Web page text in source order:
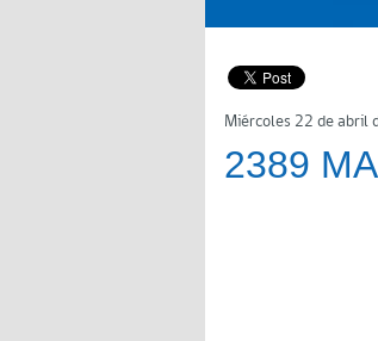
Miércoles 22 de abril
2389